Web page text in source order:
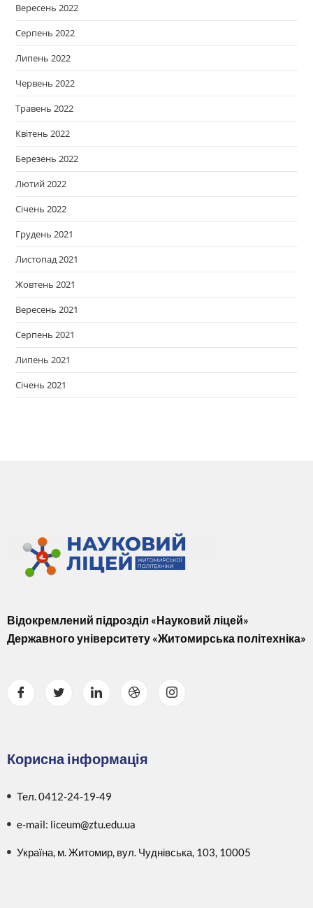
Вересень 2022
Серпень 2022
Липень 2022
Червень 2022
Травень 2022
Квітень 2022
Березень 2022
Лютий 2022
Січень 2022
Грудень 2021
Листопад 2021
Жовтень 2021
Вересень 2021
Серпень 2021
Липень 2021
Січень 2021
Відокремлений підрозділ «Науковий ліцей»
Державного університету «Житомирська політехніка»
Корисна інформація
Тел. 0412-24-19-49
e-mail: liceum@ztu.edu.ua
Україна, м. Житомир, вул. Чуднівська, 103, 10005